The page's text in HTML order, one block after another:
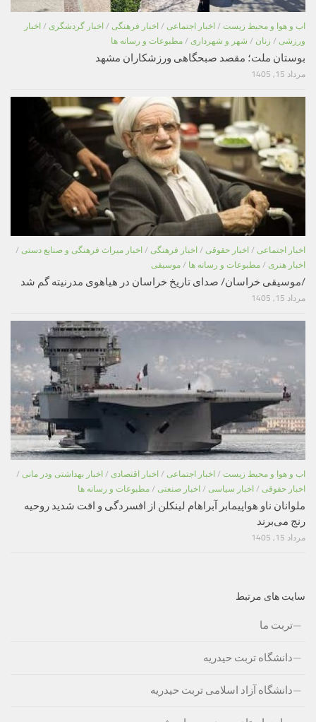
اب و هوا و محیط زیست / اخبار اجتماعی / اخبار فرهنگی / اخبار گردشگری / اخبار
ورزشی / زنان / شهر و شهرداری / مطبوعات و رسانه ها
بوستان ملت؛ مقصد صبحگاهی ورزشکاران مشهد
مرداد 15, 1405
اخبار اجتماعی / اخبار حقوقی / اخبار فرهنگی / اخبار میراث فرهنگی و صنایع دستی /
اخبار هنری / مطبوعات و رسانه ها / موسیقی
/موسیقی خراسان/ صدای تاریخ خراسان در هیاهوی مدرنیته گم شد
مرداد 15, 1405
اب و هوا و محیط زیست / اخبار اجتماعی / اخبار اقتصادی / اخبار بهداشتی ودر مانی /
اخبار حقوقی / اخبار سیاسی / اخبار صنعتی / مطبوعات و رسانه ها
ملوانان ناو هواپیمابر آبراهام لینکلن از افسردگی و افت شدید روحیه
رنج می‌برند
مرداد 15, 1405
سایت های مرتبط
تربت ما
دانشگاه تربت حیدریه
دانشگاه آزاد اسلامی تربت حیدریه